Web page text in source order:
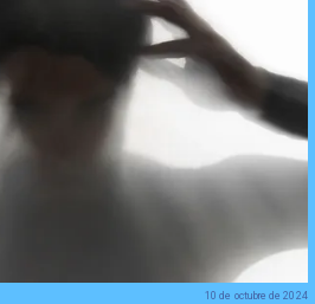
10 de octubre de 2024